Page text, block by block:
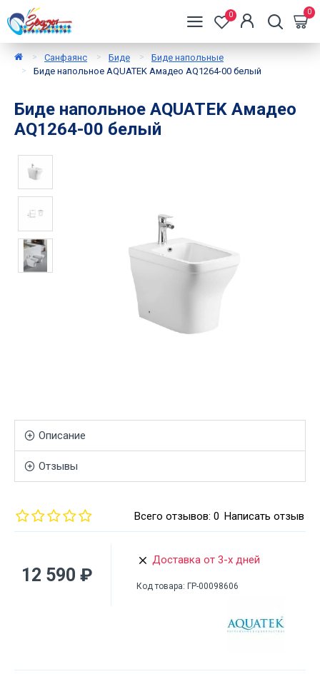
0 0
Санфаянс Биде
Биде напольные
Биде напольное AQUATEK Амадео AQ1264-00 белый
Биде напольное AQUATEK Амадео
AQ1264-00 белый
Описание
Отзывы
Всего отзывов: 0 Написать отзыв
12 590 ₽
Доставка от 3-х дней
Код товара: ГР-00098606